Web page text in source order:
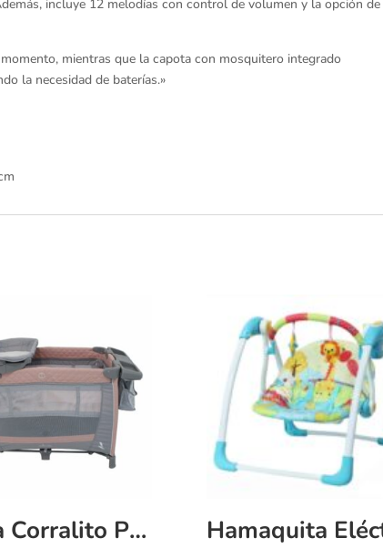
incluye 12 melodías con control de volumen y la opción de
mientras que la capota con mosquitero integrado
la necesidad de baterías.»
Cuna Corralito Premium Baby Toronto con Cambiador Rosa